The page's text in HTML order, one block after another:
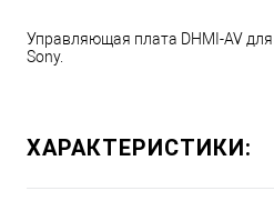
Управляющая плата DHMI-AV
Sony.
ХАРАКТЕРИСТИКИ: